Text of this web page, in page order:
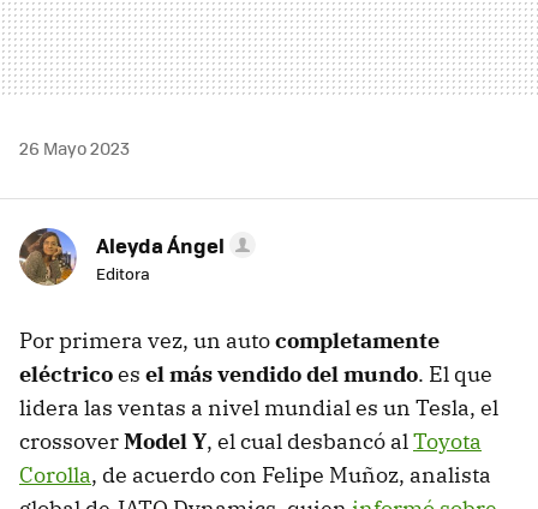
26 Mayo 2023
Aleyda Ángel
Editora
Por primera vez, un autocompletamente
eléctricoes el más vendido del mundo. El que
lidera las ventas a nivel mundial es un Tesla, el
crossoverModel Y, el cual desbancó alToyota
Corolla, de acuerdo con Felipe Muñoz, analista